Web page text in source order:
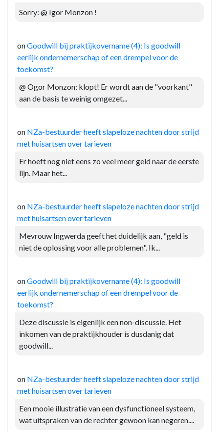
Sorry: @ Igor Monzon !
onGoodwill bij praktijkovername (4): Is goodwill
eerlijk ondernemerschap of een drempel voor de
toekomst?
@ Ogor Monzon: klopt! Er wordt aan de "voorkant"
aan de basis te weinig omgezet...
on NZa-bestuurder heeft slapeloze nachten door strijd
met huisartsen over tarieven
Er hoeft nog niet eens zo veel meer geld naar de eerste
lijn. Maar het...
on NZa-bestuurder heeft slapeloze nachten door strijd
met huisartsen over tarieven
Mevrouw Ingwerda geeft het duidelijk aan, "geld is
niet de oplossing voor alle problemen". Ik...
onGoodwill bij praktijkovername (4): Is goodwill
eerlijk ondernemerschap of een drempel voor de
toekomst?
Deze discussie is eigenlijk een non-discussie. Het
inkomen van de praktijkhouder is dusdanig dat
goodwill...
on NZa-bestuurder heeft slapeloze nachten door strijd
met huisartsen over tarieven
Een mooie illustratie van een dysfunctioneel systeem,
wat uitspraken van de rechter gewoon kan negeren....